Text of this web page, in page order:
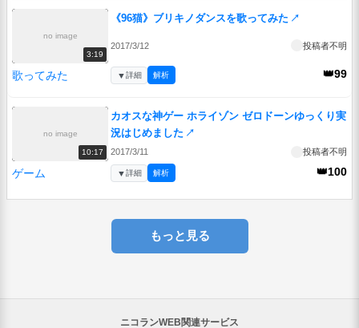
no image
3:19
《96猫》ブリキノダンスを歌ってみた ↗
2017/3/12 投稿者不明
歌ってみた 👑99
▼詳細 解析
no image
10:17
カオスな神ゲー ホライゾン ゼロドーンゆっくり実
況はじめました ↗
2017/3/11 投稿者不明
ゲーム 👑100
▼詳細 解析
もっと見る
ニコランWEB関連サービス